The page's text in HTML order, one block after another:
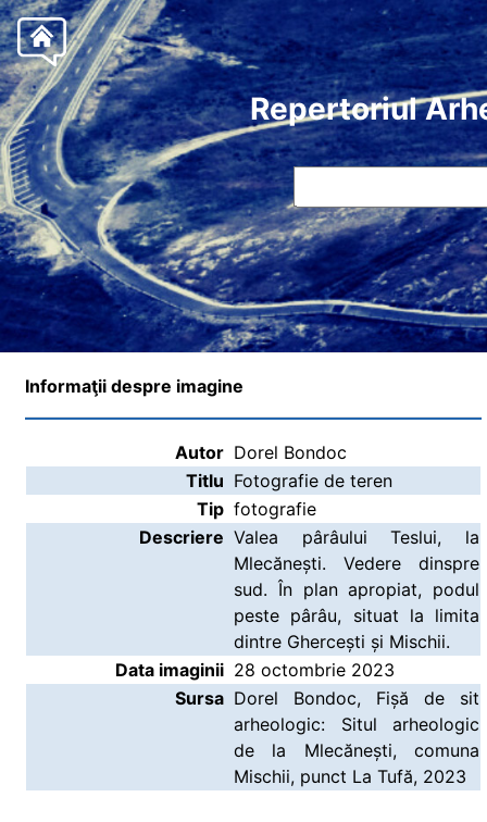
Repertoriul
Informaţii despre imagine
Autor Dorel Bondoc
Titlu Fotografie de teren
Tip fotografie
Descriere Valea pârâului Teslui, la
Mlecănești. Vedere dinspre
sud. În plan apropiat, podul
peste pârâu, situat la limita
dintre Ghercești și Mischii.
Data imaginii 28 octombrie 2023
Sursa Dorel Bondoc, Fișă de sit
arheologic: Situl arheologic
de la Mlecănești, comuna
Mischii, punct La Tufă, 2023